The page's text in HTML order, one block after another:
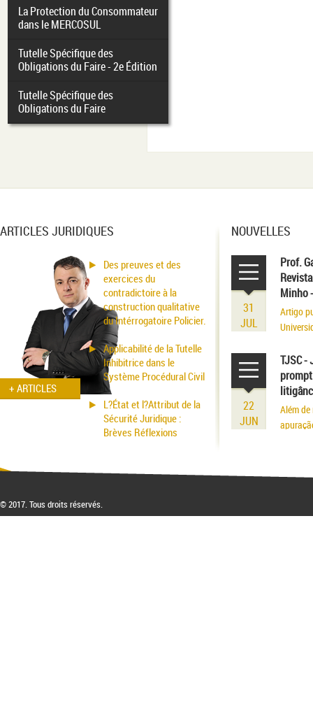
La Protection du Consommateur
dans le MERCOSUL
Tutelle Spécifique des
Obligations du Faire - 2e Édition
Tutelle Spécifique des
Obligations du Faire
ARTICLES JURIDIQUES
+ ARTICLES
Des preuves et des
exercices du
contradictoire à la
construction qualitative
du Intérrogatoire Policier.
Applicabilité de la Tutelle
Inhibitrice dans le
Système Procédural Civil
L?État et l?Attribut de la
Sécurité Juridique :
Brèves Réflexions
NOUVELLES
31
JUL
Prof.
Minho
Artigo
22
JUN
TJSC -
Além
© 2017. Tous droits réservés.